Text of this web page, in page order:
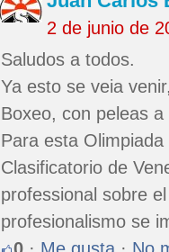
2 de junio de
Saludos a todos.
Ya esto se veia
Boxeo, con peleas
Para esta
Clasificatorio de
professional sobre
profesionalismo se